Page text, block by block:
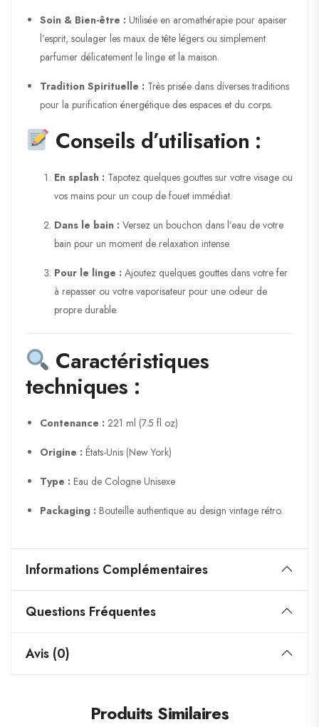
Soin & Bien-être : Utilisée en aromathérapie pour apaiser
l’esprit, soulager les maux de tête légers ou simplement
parfumer délicatement le linge et la maison.
Tradition Spirituelle : Très prisée dans diverses traditions
pour la purification énergétique des espaces et du corps.
Conseils d’utilisation :
En splash : Tapotez quelques gouttes sur votre visage ou
vos mains pour un coup de fouet immédiat.
Dans le bain : Versez un bouchon dans l’eau de votre
bain pour un moment de relaxation intense.
Pour le linge : Ajoutez quelques gouttes dans votre fer
à repasser ou votre vaporisateur pour une odeur de
propre durable.
Caractéristiques
techniques :
Contenance : 221 ml (7.5 fl oz)
Origine : États-Unis (New York)
Type : Eau de Cologne Unisexe
Packaging : Bouteille authentique au design vintage rétro.
Informations Complémentaires
Questions Fréquentes
Avis (0)
Produits Similaires